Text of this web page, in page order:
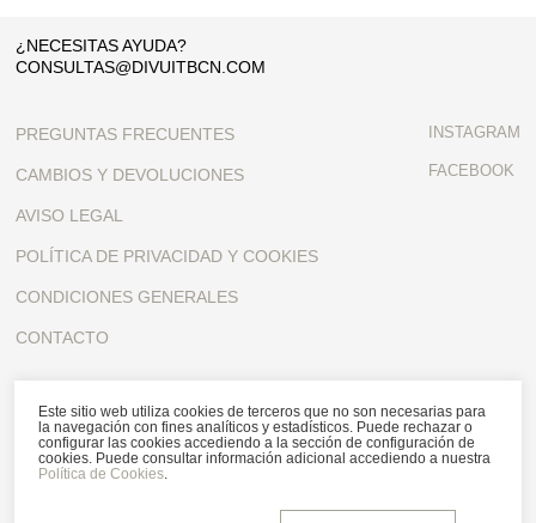
¿NECESITAS AYUDA?
CONSULTAS@DIVUITBCN.COM
PREGUNTAS FRECUENTES
CAMBIOS Y DEVOLUCIONES
AVISO LEGAL
POLÍTICA DE PRIVACIDAD Y COOKIES
CONDICIONES GENERALES
CONTACTO
INSTAGRAM
FACEBOOK
SUSCRÍBETE A NUESTRA NEWSLETTER
Este sitio web utiliza cookies de terceros que no son necesarias para
la navegación con fines analíticos y estadísticos. Puede rechazar o
configurar las cookies accediendo a la sección de configuración de
cookies. Puede consultar información adicional accediendo a nuestra
Política de Cookies.